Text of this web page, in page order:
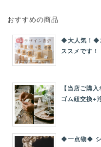
おすすめの商品
◆大人気！◆
ススメです
【当店ご購
ゴム紐交換+
◆一点物◆ シ